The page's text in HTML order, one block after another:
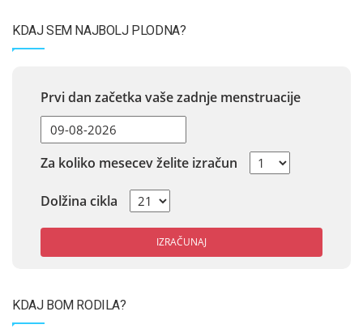
KDAJ SEM NAJBOLJ PLODNA?
Prvi dan začetka vaše zadnje menstruacije
Za koliko mesecev želite izračun
Dolžina cikla
IZRAČUNAJ
KDAJ BOM RODILA?